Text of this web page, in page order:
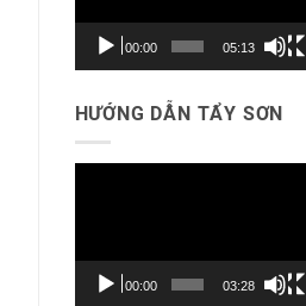
00:00 05:13
HƯỚNG DẪN TẨY SƠN
00:00 03:28